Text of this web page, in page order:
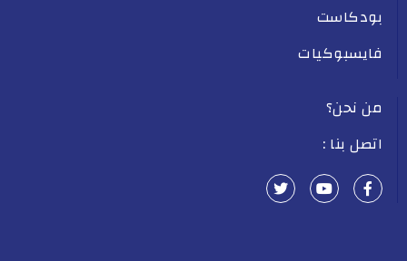
بودكاست
فايسبوكيات
من نحن؟
اتصل بنا :